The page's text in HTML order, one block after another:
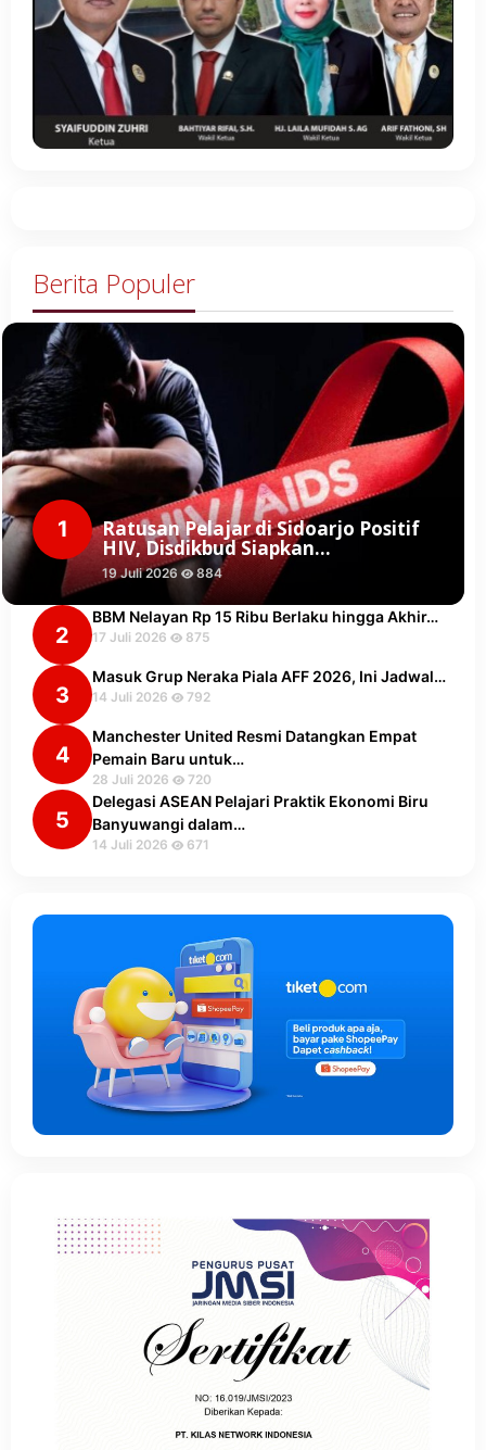
Berita Populer
1 Ratusan Pelajar di Sidoarjo Positif
HIV, Disdikbud Siapkan…
19 Juli 2026 884
2
BBM Nelayan Rp 15 Ribu Berlaku hingga Akhir…
17 Juli 2026 875
3
Masuk Grup Neraka Piala AFF 2026, Ini Jadwal…
14 Juli 2026 792
4
Manchester United Resmi Datangkan Empat
Pemain Baru untuk…
28 Juli 2026 720
5
Delegasi ASEAN Pelajari Praktik Ekonomi Biru
Banyuwangi dalam…
14 Juli 2026 671